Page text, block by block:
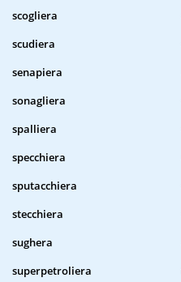
scogliera
scudiera
senapiera
sonagliera
spalliera
specchiera
sputacchiera
stecchiera
sughera
superpetroliera